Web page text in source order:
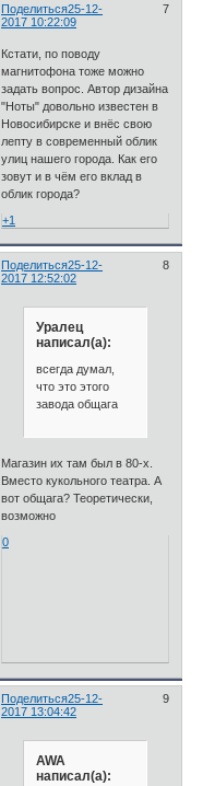
Поделиться 7
25-12-
2017 10:22:09
Кстати, по поводу
магнитофона тоже можно
задать вопрос. Автор дизайна
"Ноты" довольно известен в
Новосибирске и внёс свою
лепту в современный облик
улиц нашего города. Как его
зовут и в чём его вклад в
облик города?
+1
Поделиться 8
25-12-
2017 12:52:02
Уралец
написал(а):
всегда думал,
что это этого
завода общага
Магазин их там был в 80-х.
Вместо кукольного театра. А
вот общага? Теоретически,
возможно
0
Поделиться 9
25-12-
2017 13:04:42
AWA
написал(а):